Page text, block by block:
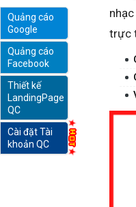
trực
Quảng cáo
Google
Quảng cáo
Facebook
Thiết kế
LandingPage
QC
Cài đặt Tài
khoản QC